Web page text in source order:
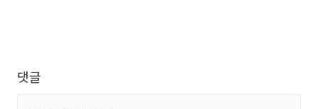
댓글